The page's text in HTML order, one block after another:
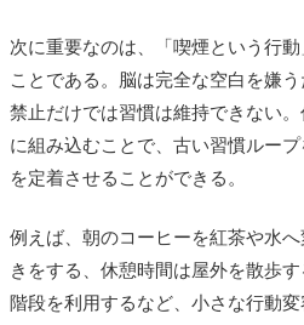
次に重要なのは、「喫煙という行
ことである。脳は完全な空白を嫌
禁止だけでは習慣は維持できない
に組み込むことで、古い習慣ルー
を定着させることができる。
例えば、朝のコーヒーを紅茶や水
きをする、休憩時間は屋外を散歩
階段を利用するなど、小さな行動